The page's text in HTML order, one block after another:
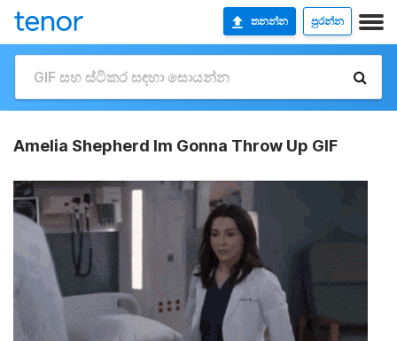
තනන්න පුරන්න
Amelia Shepherd Im Gonna Throw Up GIF